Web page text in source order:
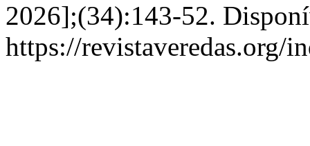
2026];(34):143-52.
https://revistaveredas.org/